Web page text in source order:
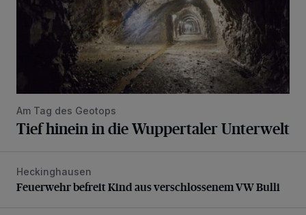
Am Tag des Geotops
Tief hinein in die Wuppertaler Unterwelt
Feuerwehr befreit Kind aus verschlossenem VW Bulli
Heckinghausen
Feuerwehr befreit Kind aus verschlossenem VW Bulli